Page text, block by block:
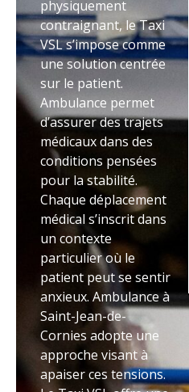
physiquement
contraignant, le Taxi
VSL s’impose comme
une solution centrée
sur le patient.
Ambulance permet
d’assurer des trajets
médicaux dans des
conditions pensées
pour la stabilité.
Chaque déplacement
médical s’inscrit dans
un contexte
particulier où le
patient peut se sentir
anxieux. Ambulance à
Saint-Jean-de-
Cornies adopte une
approche visant à
apaiser ces tensions.